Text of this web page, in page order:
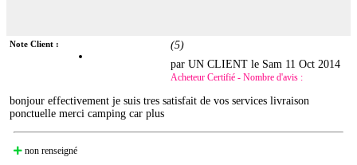
Note Client : (5)
par UN CLIENT le Sam 11 Oct 2014
Acheteur Certifié - Nombre d'avis :
bonjour effectivement je suis tres satisfait de vos services livraison
ponctuelle merci camping car plus
non renseigné